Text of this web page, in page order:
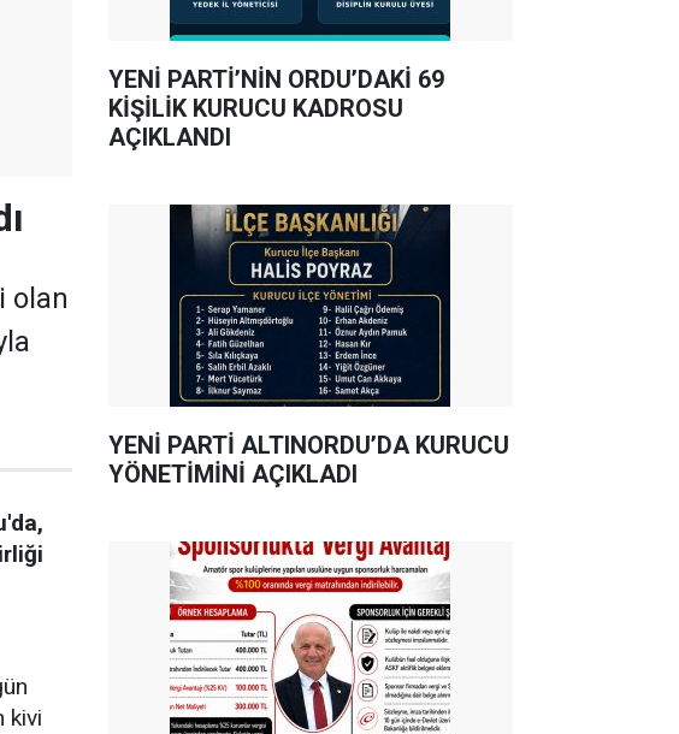
olan
kivi
YENİ PARTİ’NİN ORDU’DAKİ 69
KİŞİLİK KURUCU KADROSU
AÇIKLANDI
YENİ PARTİ ALTINORDU’DA KURUCU
YÖNETİMİNİ AÇIKLADI